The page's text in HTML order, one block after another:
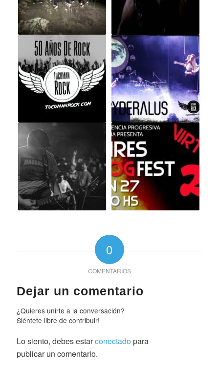
0
COMENTARIOS
Dejar un comentario
¿Quieres unirte a la conversación?
Siéntete libre de contribuir!
Lo siento, debes estarconectadopara
publicar un comentario.